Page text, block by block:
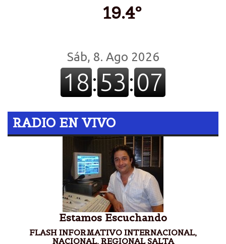
19.4º
RADIO EN VIVO
Estamos Escuchando
FLASH INFORMATIVO INTERNACIONAL,
NACIONAL, REGIONAL SALTA